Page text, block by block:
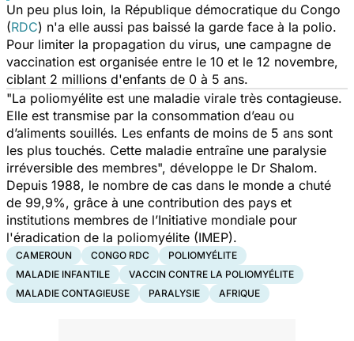
Un peu plus loin, la République démocratique du Congo
(RDC) n'a elle aussi pas baissé la garde face à la polio.
Pour limiter la propagation du virus, une campagne de
vaccination est organisée entre le 10 et le 12 novembre,
ciblant 2 millions d'enfants de 0 à 5 ans.
"La poliomyélite est une maladie virale très contagieuse.
Elle est transmise par la consommation d’eau ou
d’aliments souillés. Les enfants de moins de 5 ans sont
les plus touchés. Cette maladie entraîne une paralysie
irréversible des membres", développe le Dr Shalom.
Depuis 1988, le nombre de cas dans le monde a chuté
de 99,9%, grâce à une contribution des pays et
institutions membres de l’Initiative mondiale pour
l'éradication de la poliomyélite (IMEP).
CAMEROUN CONGO RDC
POLIOMYÉLITE
MALADIE INFANTILE
VACCIN CONTRE LA POLIOMYÉLITE
MALADIE CONTAGIEUSE
PARALYSIE AFRIQUE